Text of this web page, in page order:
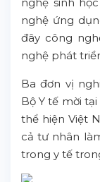
nghệ ứng
đây công
nghệ phát
Ba đơn vị
Bộ Y tế mời
thể hiện Việt
cả tư nhân
trong y tế